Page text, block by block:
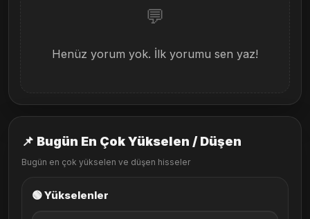
💬
Henüz yorum yok. İlk yorumu sen yaz!
📌 Bugün En Çok Yükselen / Düşen
Bugün en çok yükselen ve düşen hisseler
🟢 Yükselenler